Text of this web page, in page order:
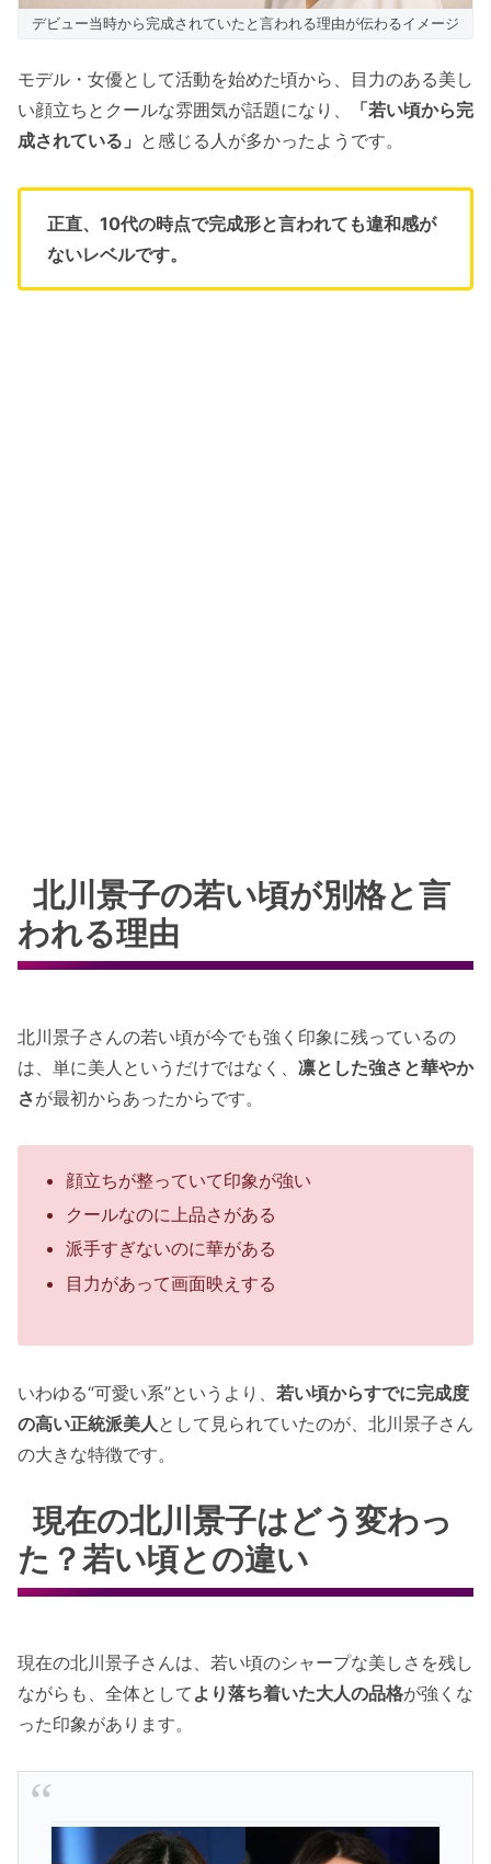
デビュー当時から完成されていたと言われる理由が伝わるイメージ
モデル・女優として活動を始めた頃から、目力のある美し
い顔立ちとクールな雰囲気が話題になり、
「若い頃から完
成されている」 と感じる人が多かったようです。
正直、10代の時点で完成形と言われても違和感が
ないレベルです。
北川景子の若い頃が別格と言
われる理由
北川景子さんの若い頃が今でも強く印象に残っているの
は、単に美人というだけではなく、 凛とした強さと華やか
さが最初からあったからです。
顔立ちが整っていて印象が強い
クールなのに上品さがある
派手すぎないのに華がある
目力があって画面映えする
いわゆる“可愛い系”というより、 若い頃からすでに完成度
の高い正統派美人として見られていたのが、北川景子さん
の大きな特徴です。
現在の北川景子はどう変わっ
た？若い頃との違い
現在の北川景子さんは、若い頃のシャープな美しさを残し
ながらも、全体として より落ち着いた大人の品格が強くな
った印象があります。